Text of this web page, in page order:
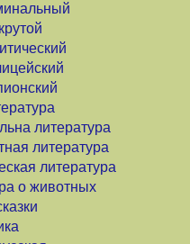
литература
литература
литература
о животных